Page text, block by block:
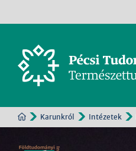
Karunkról Intézetek